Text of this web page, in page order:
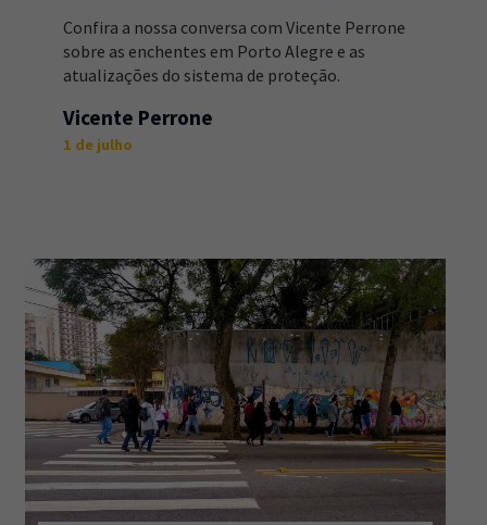
Confira a nossa conversa com Vicente Perrone
sobre as enchentes em Porto Alegre e as
atualizações do sistema de proteção.
Vicente Perrone
1 de julho